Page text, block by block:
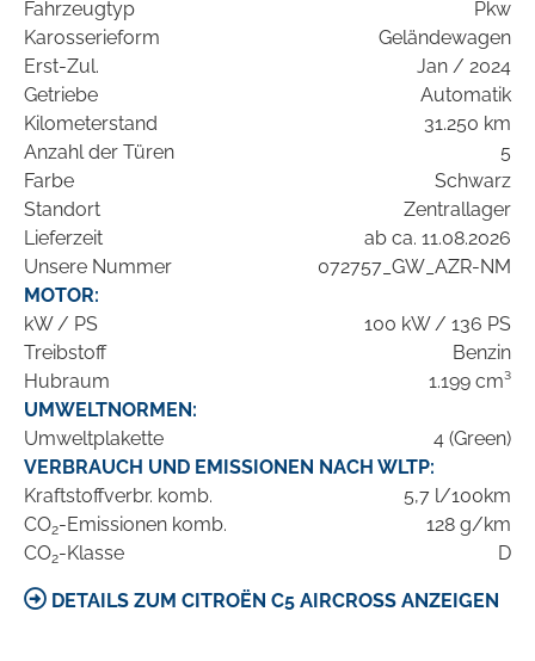
Fahrzeugtyp
Pkw
Karosserieform
Geländewagen
Erst-Zul.
Jan / 2024
Getriebe
Automatik
Kilometerstand
31.250 km
Anzahl der Türen
5
Farbe
Schwarz
Standort
Zentrallager
Lieferzeit
ab ca. 11.08.2026
Unsere Nummer
072757_GW_AZR-NM
MOTOR:
kW / PS
100 kW / 136 PS
Treibstoff
Benzin
Hubraum
1.199 cm³
UMWELTNORMEN:
Umweltplakette
4 (Green)
VERBRAUCH UND EMISSIONEN NACH WLTP:
Kraftstoffverbr. komb.
5,7 l/100km
CO2-Emissionen komb.
128 g/km
CO2-Klasse D
DETAILS ZUM CITROËN C5 AIRCROSS ANZEIGEN